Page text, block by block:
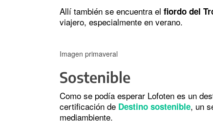
Allí también se encuentra el fiordo del
viajero, especialmente en verano.
Imagen primaveral
Sostenible
Como se podía esperar Lofoten es un
certificación de Destino sostenible, un
mediambiente.